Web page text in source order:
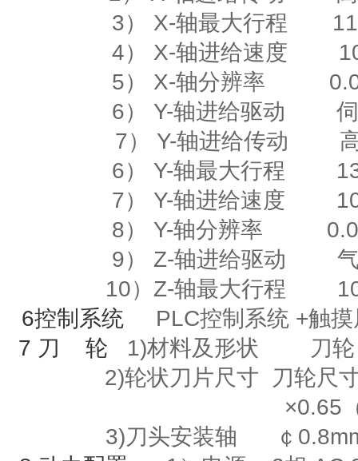
3）
X-轴最大行程
4）
X-轴进给速度
5）
X-轴分辨率
6）
Y-轴进给驱动
7） Y-轴进给传动
6）
Y-轴最大行程
7）
Y-轴进给速度
8）
Y-轴分辨率
9）
Z-轴进给驱动
10） Z-轴最大行程
6控制系统 PLC控制系统 +触
7 刀 轮 1)材料及形状
刀轮
2)轮状刀片尺寸
刀轮尺
×0.65
3)刀头安装轴
￠